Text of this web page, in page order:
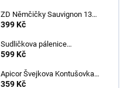
ZD Němčičky Sauvignon 13%
2025 Bag in Box 3L - suché
399 Kč
Sudličkova pálenice
Ořechovka 30% 0,7L
599 Kč
Apicor Švejkova Kontušovka
40% 0,5L
359 Kč